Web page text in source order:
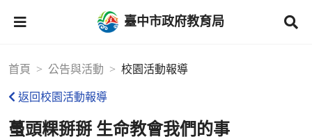
臺中市政府教育局
首頁 公告與活動 校園活動報導
返回校園活動報導
蠆頭粿掰掰 生命教會我們的事